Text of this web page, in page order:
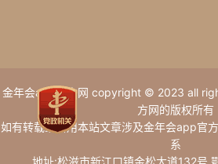
金年会app官方网 copyright © 2023 all
方网的版权所有
如有转载或引用本站文章涉及金年会app官
系
地址:松滋市新江口镇金松大道132号